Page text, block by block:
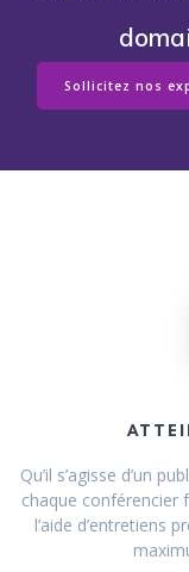
Sollicitez nos
Qu’il s’agisse d’un
chaque conférencier
l’aide d’entretiens